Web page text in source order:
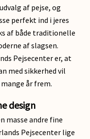
af pejse, og
perfekt ind i jeres
af både traditionelle
af slagsen.
Pejsecenter er, at
med sikkerhed vil
år frem.
design
masse andre fine
Pejsecenter lige